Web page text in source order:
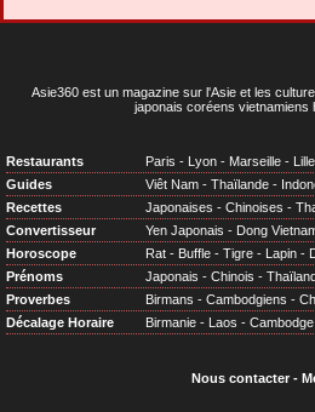
Asie360 est un magazine sur l'Asie et les
japonais coréens vietnamiens
Restaurants Paris - Lyon - Marseille - Lille
Guides
Viêt Nam - Thaïlande -
Recettes
Japonaises - Chinoises -
Convertisseur
Yen Japonais - Dong
Horoscope
Rat - Buffle - Tigre - Lapin -
Prénoms
Japonais - Chinois -
Proverbes
Birmans - Cambodgiens -
Décalage Horaire
Birmanie - Laos - Cambodge
Nous contacter-